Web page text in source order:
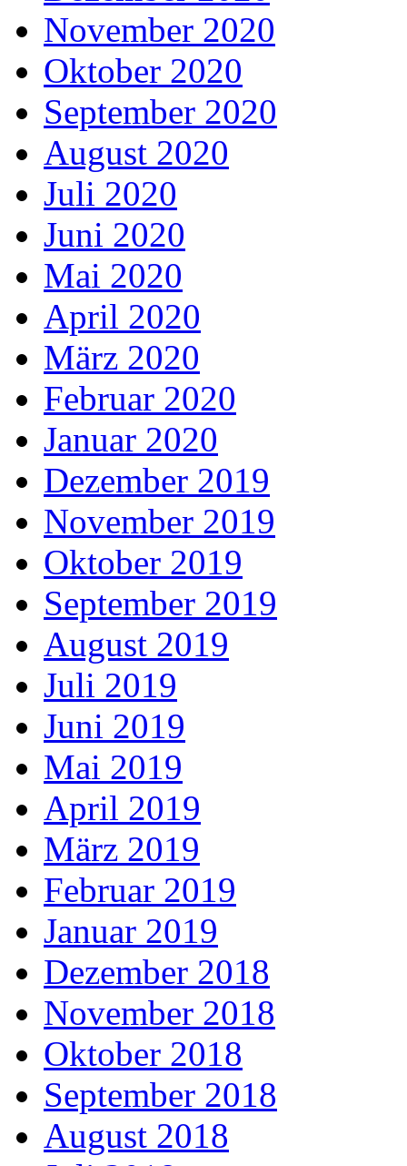
November 2020
Oktober 2020
September 2020
August 2020
Juli 2020
Juni 2020
Mai 2020
April 2020
März 2020
Februar 2020
Januar 2020
Dezember 2019
November 2019
Oktober 2019
September 2019
August 2019
Juli 2019
Juni 2019
Mai 2019
April 2019
März 2019
Februar 2019
Januar 2019
Dezember 2018
November 2018
Oktober 2018
September 2018
August 2018